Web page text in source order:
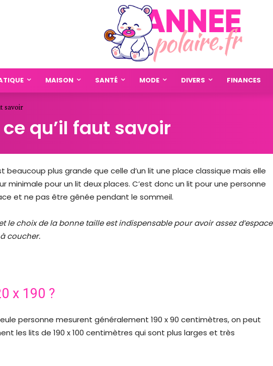
MAISON SANTÉ MODE DIVERS FINANCES
savoir
ce qu’il faut savoir
beaucoup plus grande que celle d’un lit une place classique mais elle
pour un lit deux places. C’est donc un lit pour une personne
et ne pas être gênée pendant le sommeil.
le choix de la bonne taille est indispensable pour avoir assez d’espace
coucher.
x 190 ?
personne mesurent généralement 190 x 90 centimètres, on peut
les lits de 190 x 100 centimètres qui sont plus larges et très